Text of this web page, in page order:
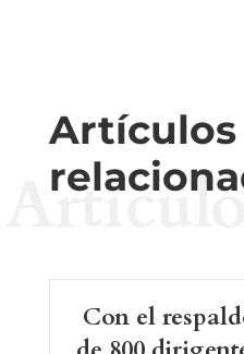
Artículos
Con el